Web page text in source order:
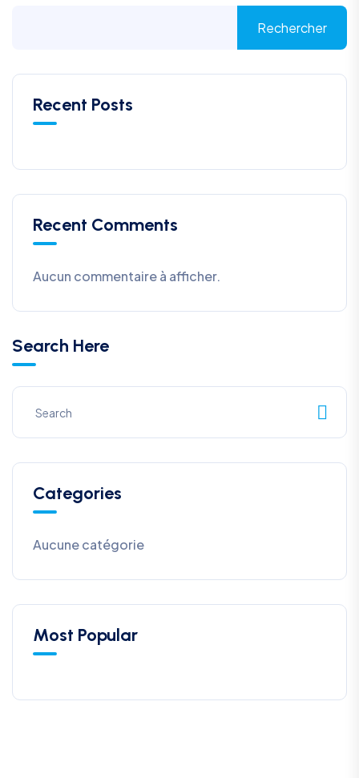
Rechercher
Recent Posts
Recent Comments
Aucun commentaire à afficher.
Search Here
Categories
Aucune catégorie
Most Popular